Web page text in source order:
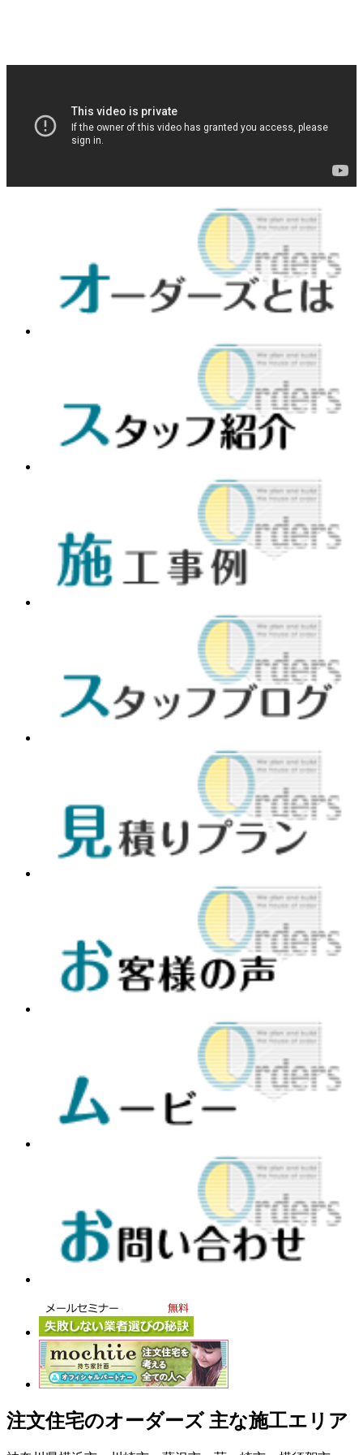
注文住宅のオーダーズ 主な施工エリア